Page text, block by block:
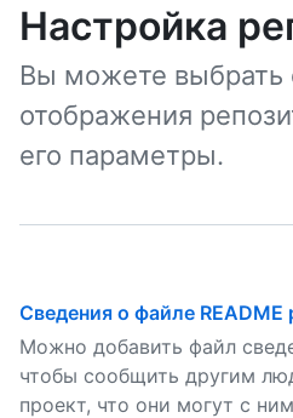
Настройка
Вы можете выбрать
отображения
его параметры.
Сведения о файле README
Можно добавить файл
чтобы сообщить другим
проект, что они могут с